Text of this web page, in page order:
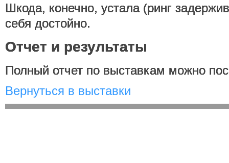
Шкода, конечно, устала (ринг
себя достойно.
Отчет и результаты
Полный отчет по выставкам можно
Вернуться в выставки